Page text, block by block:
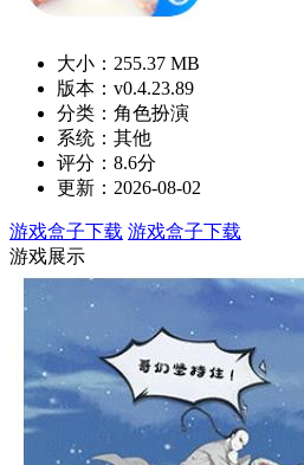
大小：255.37 MB
版本：v0.4.23.89
分类：角色扮演
系统：其他
评分：8.6分
更新：2026-08-02
游戏盒子下载 游戏盒子下载
游戏展示